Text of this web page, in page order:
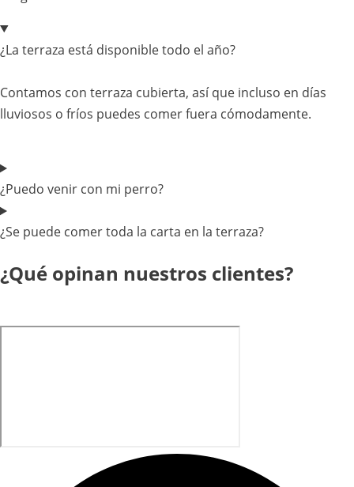
¿La terraza está disponible todo el año?
Contamos con terraza cubierta, así que incluso en días
lluviosos o fríos puedes comer fuera cómodamente.
¿Puedo venir con mi perro?
¿Se puede comer toda la carta en la terraza?
¿Qué opinan nuestros clientes?